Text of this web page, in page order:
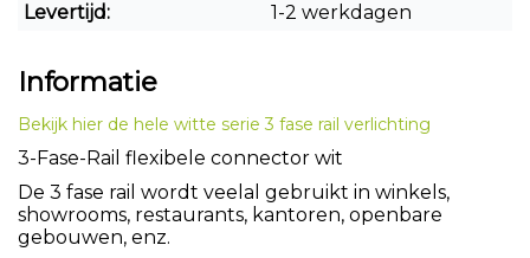
Levertijd:
1-2 werkdagen
Informatie
Bekijk hier de hele witte serie 3 fase rail verlichting
3-Fase-Rail flexibele connector wit
De 3 fase rail wordt veelal gebruikt in winkels,
showrooms, restaurants, kantoren, openbare
gebouwen, enz.